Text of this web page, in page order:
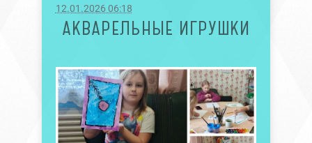
12.01.2026 06:18
АКВАРЕЛЬНЫЕ ИГРУШКИ